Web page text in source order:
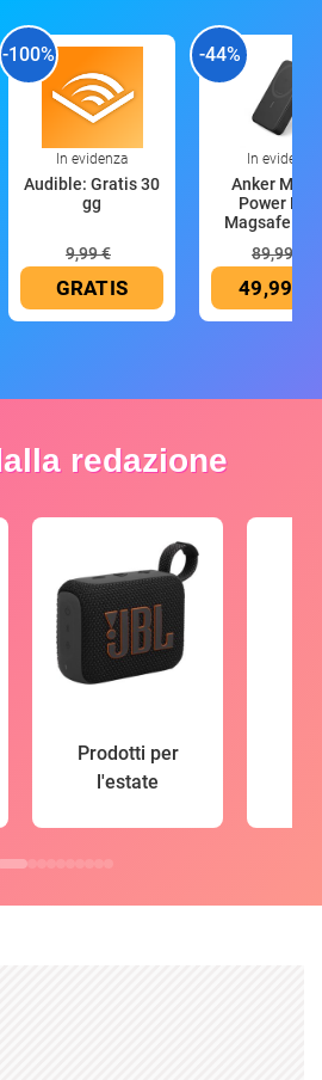
-100%
In evidenza
Audible: Gratis 30
gg
9,99 €
GRATIS
-44%
In evidenza
Anker
Power
Magsafe
89,99 €
49,99 €
redazione
Prodotti per
l'estate